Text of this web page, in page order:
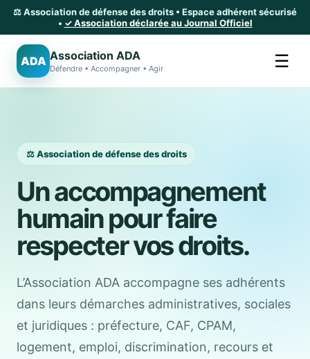
⚖️ Association de défense des droits • Espace adhérent sécurisé
• ✓ Association déclarée au Journal Officiel
ADA Association ADA
Défendre • Accompagner • Agir ☰
⚖️ Association de défense des droits
Un accompagnement
humain pour faire
respecter vos droits.
L’Association ADA accompagne ses adhérents
dans leurs démarches administratives, sociales
et juridiques : préfecture, CAF, CPAM,
logement, emploi, discrimination, recours et